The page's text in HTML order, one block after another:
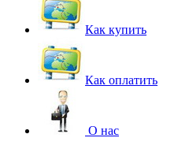
Как купить
Как оплатить
О нас